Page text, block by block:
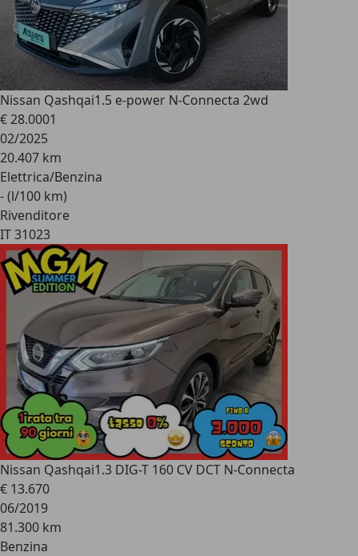
Nissan Qashqai1.5 e-power N-Connecta 2wd
€ 28.0001
02/2025
20.407 km
Elettrica/Benzina
- (l/100 km)
Rivenditore
IT 31023
Nissan Qashqai1.3 DIG-T 160 CV DCT N-Connecta
€ 13.670
06/2019
81.300 km
Benzina